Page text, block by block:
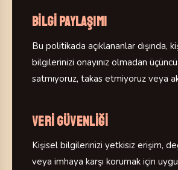
Bilgi paylaşımı
Bu politikada açıklananlar dışında,
bilgilerinizi onayınız olmadan
satmıyoruz, takas etmiyoruz veya
Veri güvenliği
Kişisel bilgilerinizi yetkisiz erişim,
veya imhaya karşı korumak için